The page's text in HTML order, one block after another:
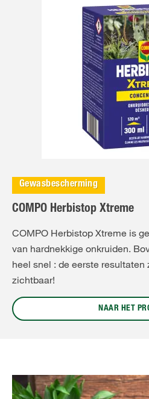
Gewasbescherming
COMPO Herbistop Xtreme
COMPO Herbistop Xtreme is
van hardnekkige onkruiden.
heel snel : de eerste resultaten
zichtbaar!
NAAR HET